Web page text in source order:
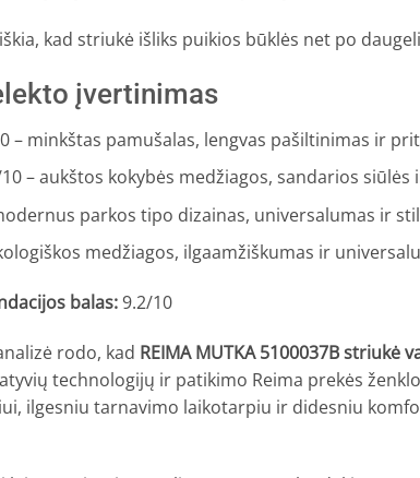
kad striukė išliks puikios būklės net po
įvertinimas
– minkštas pamušalas, lengvas pašiltinimas ir
– aukštos kokybės medžiagos, sandarios
parkos tipo dizainas, universalumas ir
medžiagos, ilgaamžiškumas ir
balas:9.2/10
rodo, kad REIMA MUTKA 5100037B striukė
technologijų ir patikimo Reima prekės
ilgesniu tarnavimo laikotarpiu ir didesniu